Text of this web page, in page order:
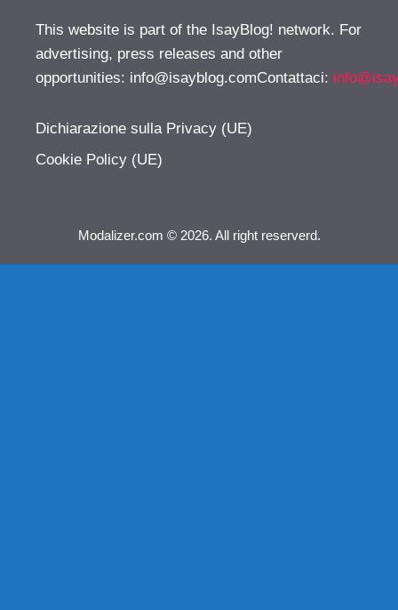
This website is part of the IsayBlog! network. For
advertising, press releases and other
opportunities: info@isayblog.comContattaci:
Dichiarazione sulla Privacy (UE)
Cookie Policy (UE)
Modalizer.com © 2026. All right reserverd.